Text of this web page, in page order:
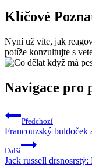
Klíčové
Nyní už víte, jak
potíže konzultujte s
Navigace pro
Předchozí
Francouzský buldoček
Další
Jack russell drsnosrstý: